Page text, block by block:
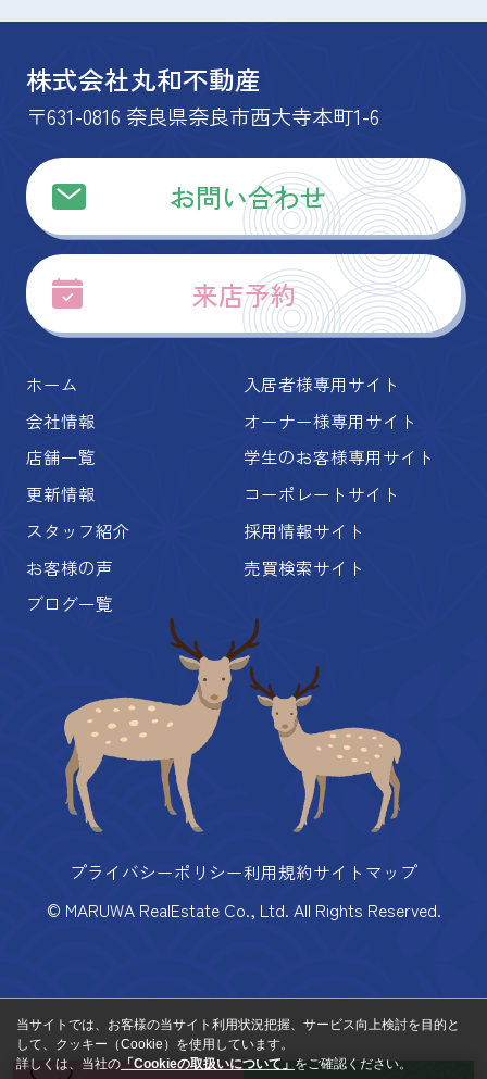
株式会社丸和不動産
〒631-0816 奈良県奈良市西大寺本町1-6
お問い合わせ
来店予約
ホーム
会社情報
店舗一覧
更新情報
スタッフ紹介
お客様の声
ブログ一覧
入居者様専用サイト
オーナー様専用サイト
学生のお客様専用サイト
コーポレートサイト
採用情報サイト
売買検索サイト
プライバシーポリシー利用規約サイトマップ
© MARUWA RealEstate Co., Ltd. All Rights Reserved.
当サイトでは、お客様の当サイト利用状況把握、サービス向上検討を目的と
して、クッキー（Cookie）を使用しています。
詳しくは、当社の 「Cookieの取扱いについて」 をご確認ください。